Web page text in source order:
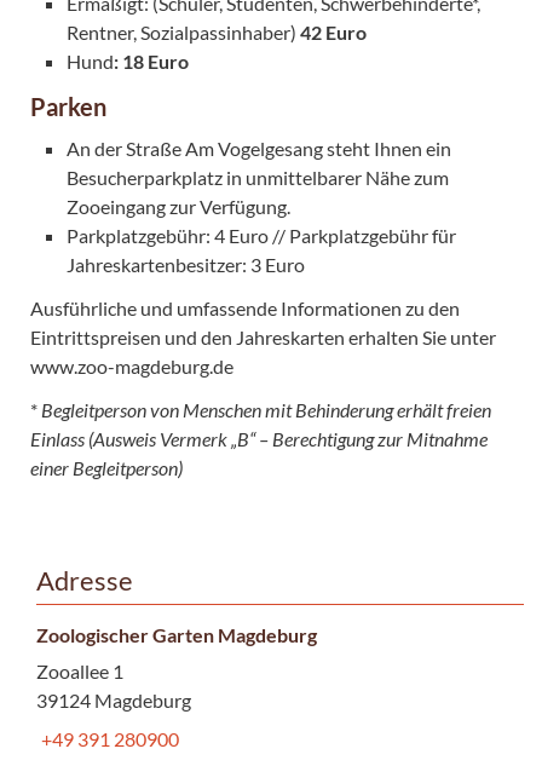
Rentner, Sozialpassinhaber) 42 Euro
Hund: 18 Euro
Parken
An der Straße Am Vogelgesang steht Ihnen ein
Besucherparkplatz in unmittelbarer Nähe zum
Zooeingang zur Verfügung.
Parkplatzgebühr: 4 Euro // Parkplatzgebühr für
Jahreskartenbesitzer: 3 Euro
Ausführliche und umfassende Informationen zu den
Eintrittspreisen und den Jahreskarten erhalten Sie unter
www.zoo-magdeburg.de
* Begleitperson von Menschen mit Behinderung erhält freien
Einlass (Ausweis Vermerk „B“ – Berechtigung zur Mitnahme
einer Begleitperson)
Adresse
Zoologischer Garten Magdeburg
Zooallee 1
39124 Magdeburg
+49 391 280900